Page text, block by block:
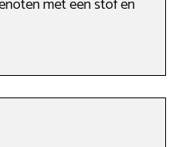
met een stof en